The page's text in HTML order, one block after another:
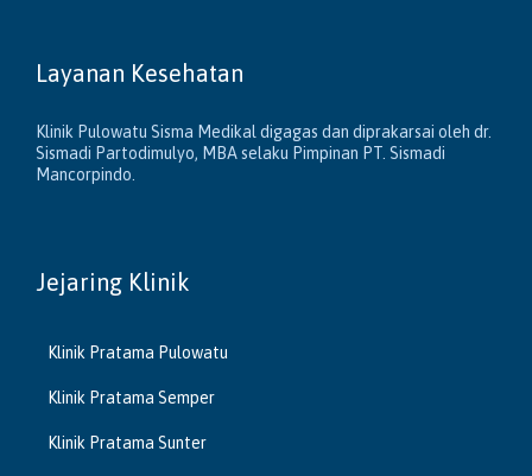
Layanan Kesehatan
Klinik Pulowatu Sisma Medikal digagas dan diprakarsai oleh dr.
Sismadi Partodimulyo, MBA selaku Pimpinan PT. Sismadi
Mancorpindo.
Jejaring Klinik
Klinik Pratama Pulowatu
Klinik Pratama Semper
Klinik Pratama Sunter